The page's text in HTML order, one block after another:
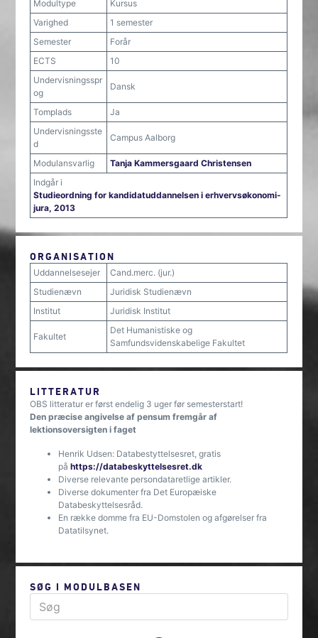
Modultype
Kursus
Varighed
1 semester
Semester
Forår
ECTS
10
Undervisningsspr
og
Dansk
Tomplads
Ja
Undervisningsste
d
Campus Aalborg
Modulansvarlig
Tanja Kammersgaard Christensen
Indgår i
Studieordning for kandidatuddannelsen i erhvervsøkonomi-
jura, 2013
ORGANISATION
Uddannelsesejer
Cand.merc. (jur.)
Studienævn
Juridisk Studienævn
Institut
Juridisk Institut
Fakultet
Det Humanistiske og
Samfundsvidenskabelige Fakultet
LITTERATUR
OBS litteratur er først endelig 3 uger før semesterstart!
Den præcise angivelse af pensum fremgår af
lektionsoversigten i faget
Henrik Udsen: Databestyttelsesret, gratis
påhttps://databeskyttelsesret.dk
Diverse relevante persondataretlige artikler.
Diverse dokumenter fra Det Europæiske
Databeskyttelsesråd.
En række domme fra EU-Domstolen og afgørelser fra
Datatilsynet.
SØG I MODULBASEN